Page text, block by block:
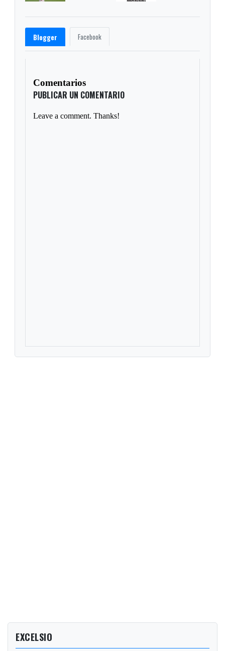
Blogger Facebook
Comentarios
PUBLICAR UN COMENTARIO
Leave a comment. Thanks!
EXCELSIO